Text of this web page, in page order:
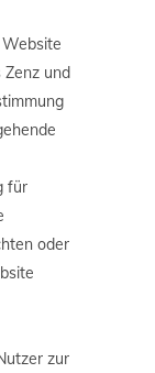
Zenz und
für
oder
zur